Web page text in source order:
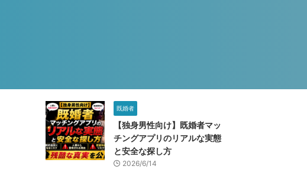
既婚者
【独身男性向け】既婚者マッ
チングアプリのリアルな実態
と安全な探し方
2026/6/14